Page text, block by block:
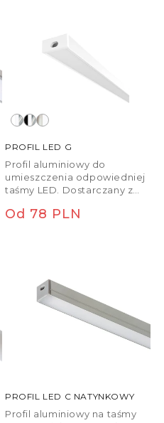
PROFIL LED G
Profil aluminiowy do
umieszczenia odpowiedniej
taśmy LED. Dostarczany z
akcesoriami.
Cena
Od 78 PLN
PROFIL LED C NATYNKOWY
Profil aluminiowy na taśmy